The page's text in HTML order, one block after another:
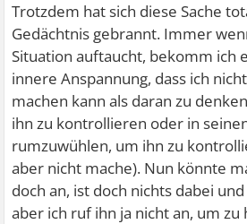
Trotzdem hat sich diese Sache
Gedächtnis gebrannt. Immer
Situation auftaucht, bekomm ich
innere Anspannung, dass ich
machen kann als daran zu
ihn zu kontrollieren oder in
rumzuwühlen, um ihn zu
aber nicht mache). Nun könnte
doch an, ist doch nichts dabei
aber ich ruf ihn ja nicht an, um zu